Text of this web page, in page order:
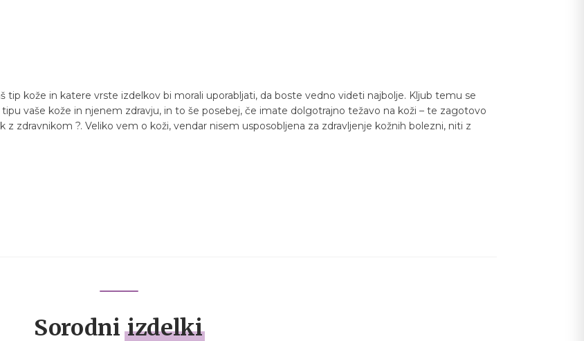
kože in katere vrste izdelkov bi morali uporabljati, da boste vedno videti najbolje. Kljub temu se
vaše kože in njenem zdravju, in to še posebej, če imate dolgotrajno težavo na koži – te zagotovo
zdravnikom ?. Veliko vem o koži, vendar nisem usposobljena za zdravljenje kožnih bolezni, niti z
Sorodniizdelki